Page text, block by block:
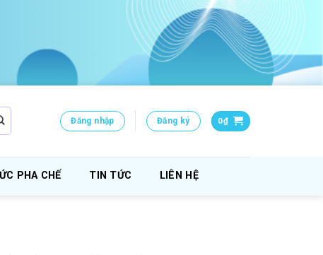
Đăng nhập Đăng ký 0₫
PHA CHẾ TIN TỨC LIÊN HỆ